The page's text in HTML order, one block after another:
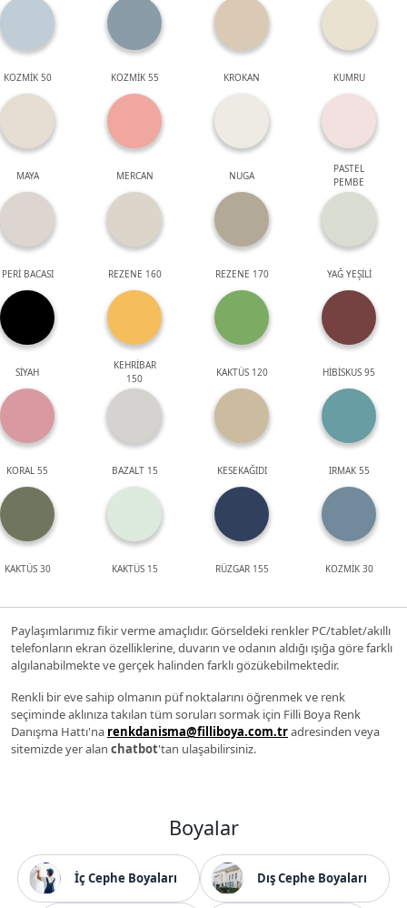
KOZMİK 50 KOZMİK 55 KROKAN KUMRU
MAYA MERCAN NUGA
PASTEL
PEMBE
PERİ BACASI REZENE 160 REZENE 170 YAĞ YEŞİLİ
SİYAH
KEHRİBAR
150
KAKTÜS 120 HİBİSKUS 95
KORAL 55 BAZALT 15 KESEKAĞIDI IRMAK 55
KAKTÜS 30 KAKTÜS 15 RÜZGAR 155 KOZMİK 30
Paylaşımlarımız fikir verme amaçlıdır. Görseldeki renkler PC/tablet/akıllı
telefonların ekran özelliklerine, duvarın ve odanın aldığı ışığa göre farklı
algılanabilmekte ve gerçek halinden farklı gözükebilmektedir.
Renkli bir eve sahip olmanın püf noktalarını öğrenmek ve renk
seçiminde aklınıza takılan tüm soruları sormak için Filli Boya Renk
Danışma Hattı'na renkdanisma@filliboya.com.tradresinden veya
sitemizde yer alan chatbot'tan ulaşabilirsiniz.
Boyalar
İç Cephe Boyaları Dış Cephe Boyaları